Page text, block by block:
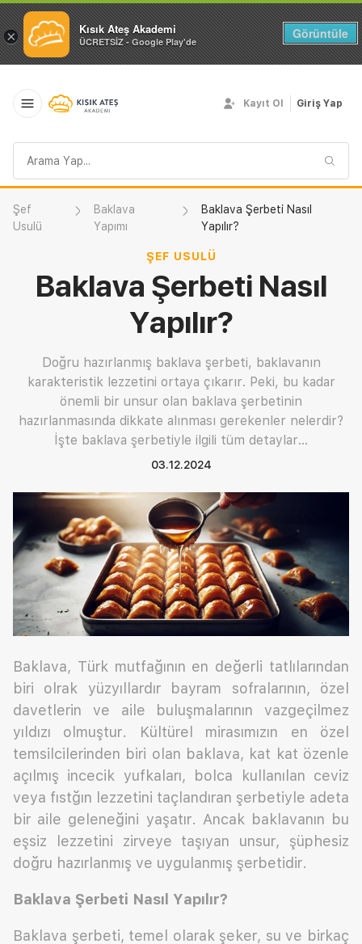
× Kısık Ateş Akademi
ÜCRETSİZ - Google Play'de
Görüntüle
sorgusu
Kayıt Ol Giriş Yap
Şef
Usulü
Baklava
Yapımı
Baklava Şerbeti Nasıl
Yapılır?
ŞEF USULÜ
Baklava Şerbeti Nasıl
Yapılır?
Doğru hazırlanmış baklava şerbeti, baklavanın
karakteristik lezzetini ortaya çıkarır. Peki, bu kadar
önemli bir unsur olan baklava şerbetinin
hazırlanmasında dikkate alınması gerekenler nelerdir?
İşte baklava şerbetiyle ilgili tüm detaylar…
03.12.2024
Baklava, Türk mutfağının en değerli tatlılarından
biri olrak yüzyıllardır bayram sofralarının, özel
davetlerin ve aile buluşmalarının vazgeçilmez
yıldızı olmuştur. Kültürel mirasımızın en özel
temsilcilerinden biri olan baklava, kat kat özenle
açılmış incecik yufkaları, bolca kullanılan ceviz
veya fıstğın lezzetini taçlandıran şerbetiyle adeta
bir aile geleneğini yaşatır. Ancak baklavanın bu
eşsiz lezzetini zirveye taşıyan unsur, şüphesiz
doğru hazırlanmış ve uygulanmış şerbetidir.
Baklava Şerbeti Nasıl Yapılır?
Baklava şerbeti, temel olarak şeker, su ve birkaç